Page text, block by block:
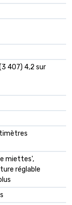
407) 4,2 sur
miettes',
réglable